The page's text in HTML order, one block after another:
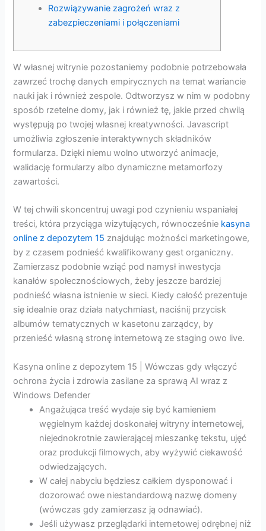
Rozwiązywanie zagrożeń wraz z
zabezpieczeniami i połączeniami
W własnej witrynie pozostaniemy podobnie potrzebowała
zawrzeć trochę danych empirycznych na temat wariancie
nauki jak i również zespole. Odtworzysz w nim w podobny
sposób rzetelne domy, jak i również tę, jakie przed chwilą
występują po twojej własnej kreatywności. Javascript
umożliwia zgłoszenie interaktywnych składników
formularza. Dzięki niemu wolno utworzyć animacje,
walidację formularzy albo dynamiczne metamorfozy
zawartości.
W tej chwili skoncentruj uwagi pod czynieniu wspaniałej
treści, która przyciąga wizytujących, równocześnie kasyna
online z depozytem 15 znajdując możności marketingowe,
by z czasem podnieść kwalifikowany gest organiczny.
Zamierzasz podobnie wziąć pod namysł inwestycja
kanałów społecznościowych, żeby jeszcze bardziej
podnieść własna istnienie w sieci. Kiedy całość prezentuje
się idealnie oraz działa natychmiast, naciśnij przycisk
albumów tematycznych w kasetonu zarządcy, by
przenieść własną stronę internetową ze staging owo live.
Kasyna online z depozytem 15 | Wówczas gdy włączyć
ochrona życia i zdrowia zasilane za sprawą AI wraz z
Windows Defender
Angażująca treść wydaje się być kamieniem
węgielnym każdej doskonałej witryny internetowej,
niejednokrotnie zawierającej mieszankę tekstu, ujęć
oraz produkcji filmowych, aby wyżywić ciekawość
odwiedzających.
W całej nabyciu będziesz całkiem dysponować i
dozorować owe niestandardową nazwę domeny
(wówczas gdy zamierzasz ją odnawiać).
Jeśli używasz przeglądarki internetowej odrębnej niż